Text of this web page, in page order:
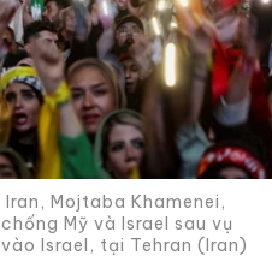
Mojtaba Khamenei,
Mỹ và Israel sau vụ
Israel, tại Tehran (Iran)